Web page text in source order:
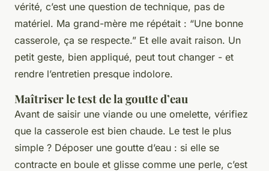
vérité, c’est une question de technique, pas de
matériel. Ma grand-mère me répétait : “Une bonne
casserole, ça se respecte.” Et elle avait raison. Un
petit geste, bien appliqué, peut tout changer - et
rendre l’entretien presque indolore.
Maîtriser le test de la goutte d’eau
Avant de saisir une viande ou une omelette, vérifiez
que la casserole est bien chaude. Le test le plus
simple ? Déposer une goutte d’eau : si elle se
contracte en boule et glisse comme une perle, c’est